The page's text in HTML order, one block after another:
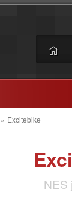
» Excitebike
NES